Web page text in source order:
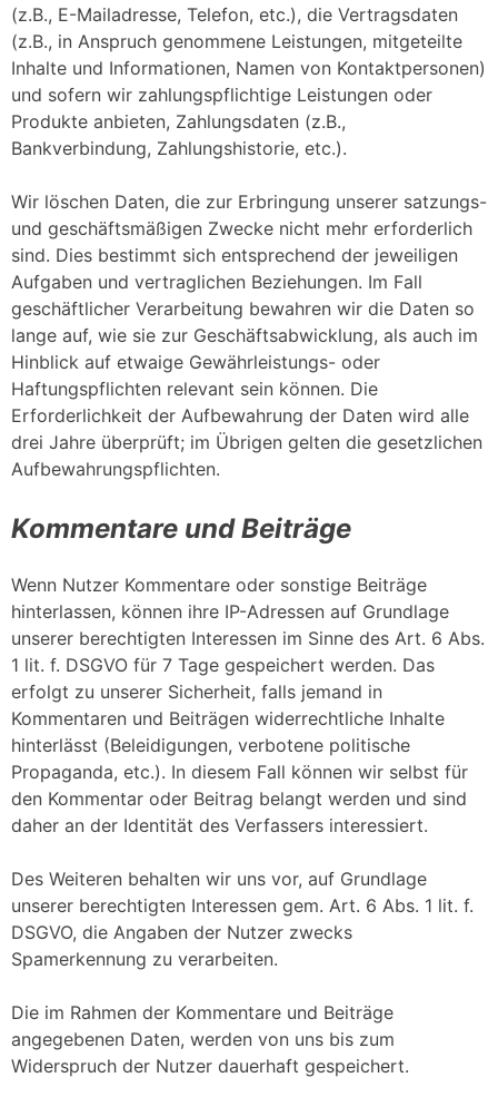
(z.B., E-Mailadresse, Telefon, etc.), die Vertragsdaten
(z.B., in Anspruch genommene Leistungen, mitgeteilte
Inhalte und Informationen, Namen von Kontaktpersonen)
und sofern wir zahlungspflichtige Leistungen oder
Produkte anbieten, Zahlungsdaten (z.B.,
Bankverbindung, Zahlungshistorie, etc.).
Wir löschen Daten, die zur Erbringung unserer satzungs-
und geschäftsmäßigen Zwecke nicht mehr erforderlich
sind. Dies bestimmt sich entsprechend der jeweiligen
Aufgaben und vertraglichen Beziehungen. Im Fall
geschäftlicher Verarbeitung bewahren wir die Daten so
lange auf, wie sie zur Geschäftsabwicklung, als auch im
Hinblick auf etwaige Gewährleistungs- oder
Haftungspflichten relevant sein können. Die
Erforderlichkeit der Aufbewahrung der Daten wird alle
drei Jahre überprüft; im Übrigen gelten die gesetzlichen
Aufbewahrungspflichten.
Kommentare und Beiträge
Wenn Nutzer Kommentare oder sonstige Beiträge
hinterlassen, können ihre IP-Adressen auf Grundlage
unserer berechtigten Interessen im Sinne des Art. 6 Abs.
1 lit. f. DSGVO für 7 Tage gespeichert werden. Das
erfolgt zu unserer Sicherheit, falls jemand in
Kommentaren und Beiträgen widerrechtliche Inhalte
hinterlässt (Beleidigungen, verbotene politische
Propaganda, etc.). In diesem Fall können wir selbst für
den Kommentar oder Beitrag belangt werden und sind
daher an der Identität des Verfassers interessiert.
Des Weiteren behalten wir uns vor, auf Grundlage
unserer berechtigten Interessen gem. Art. 6 Abs. 1 lit. f.
DSGVO, die Angaben der Nutzer zwecks
Spamerkennung zu verarbeiten.
Die im Rahmen der Kommentare und Beiträge
angegebenen Daten, werden von uns bis zum
Widerspruch der Nutzer dauerhaft gespeichert.